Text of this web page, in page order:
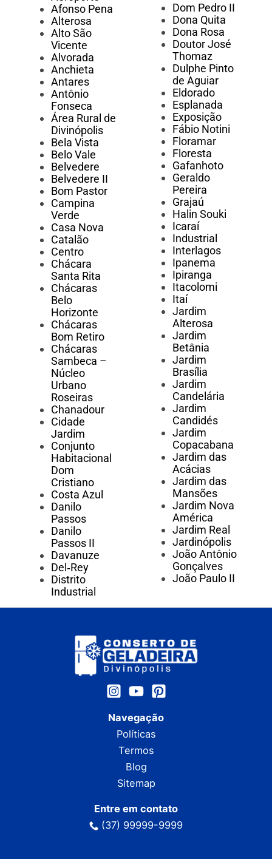
Afonso Pena
Alterosa
Alto São
Vicente
Alvorada
Anchieta
Antares
Antônio
Fonseca
Área Rural de
Divinópolis
Bela Vista
Belo Vale
Belvedere
Belvedere II
Bom Pastor
Campina
Verde
Casa Nova
Catalão
Centro
Chácara
Santa Rita
Chácaras
Belo
Horizonte
Chácaras
Bom Retiro
Chácaras
Sambeca –
Núcleo
Urbano
Roseiras
Chanadour
Cidade
Jardim
Conjunto
Habitacional
Dom
Cristiano
Costa Azul
Danilo
Passos
Danilo
Passos II
Davanuze
Del‑Rey
Distrito
Industrial
Dom Pedro II
Dona Quita
Dona Rosa
Doutor José
Thomaz
Dulphe Pinto
de Aguiar
Eldorado
Esplanada
Exposição
Fábio Notini
Floramar
Floresta
Gafanhoto
Geraldo
Pereira
Grajaú
Halin Souki
Icaraí
Industrial
Interlagos
Ipanema
Ipiranga
Itacolomi
Itaí
Jardim
Alterosa
Jardim
Betânia
Jardim
Brasília
Jardim
Candelária
Jardim
Candidés
Jardim
Copacabana
Jardim das
Acácias
Jardim das
Mansões
Jardim Nova
América
Jardim Real
Jardinópolis
João Antônio
Gonçalves
João Paulo II
Navegação
Políticas
Termos
Blog
Sitemap
Entre em contato
(37) 99999-9999